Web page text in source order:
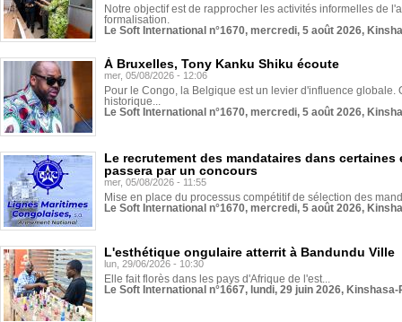
Notre objectif est de rapprocher les activités informelles de
formalisation.
Le Soft International n°1670, mercredi, 5 août 2026,
À Bruxelles, Tony Kanku Shiku écoute
mer, 05/08/2026 - 12:06
Pour le Congo, la Belgique est un levier d'influence globale.
historique...
Le Soft International n°1670, mercredi, 5 août 2026,
Le recrutement des mandataires dans
passera par un concours
mer, 05/08/2026 - 11:55
Mise en place du processus compétitif de sélection des
Le Soft International n°1670, mercredi, 5 août 2026,
L'esthétique ongulaire atterrit à Bandundu Ville
lun, 29/06/2026 - 10:30
Elle fait florès dans les pays d'Afrique de l'est...
Le Soft International n°1667, lundi, 29 juin 2026,